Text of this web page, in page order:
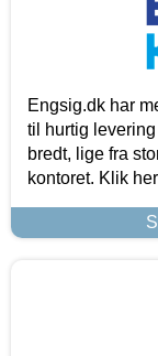
Engsig.dk har
til hurtig
bredt, lige fra
kontoret. Klik